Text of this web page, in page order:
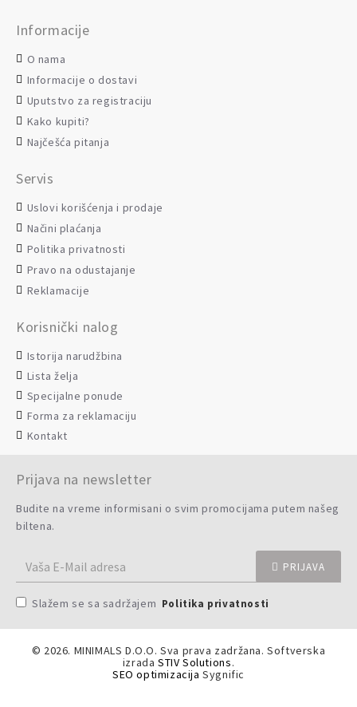
Informacije
O nama
Informacije o dostavi
Uputstvo za registraciju
Kako kupiti?
Najčešća pitanja
Servis
Uslovi korišćenja i prodaje
Načini plaćanja
Politika privatnosti
Pravo na odustajanje
Reklamacije
Korisnički nalog
Istorija narudžbina
Lista želja
Specijalne ponude
Forma za reklamaciju
Kontakt
Prijava na newsletter
Budite na vreme informisani o svim promocijama putem našeg
biltena.
PRIJAVA
Slažem se sa sadržajem Politika privatnosti
© 2026. MINIMALS D.O.O. Sva prava zadržana. Softverska
izradaSTIV Solutions.
SEO optimizacija Sygnific